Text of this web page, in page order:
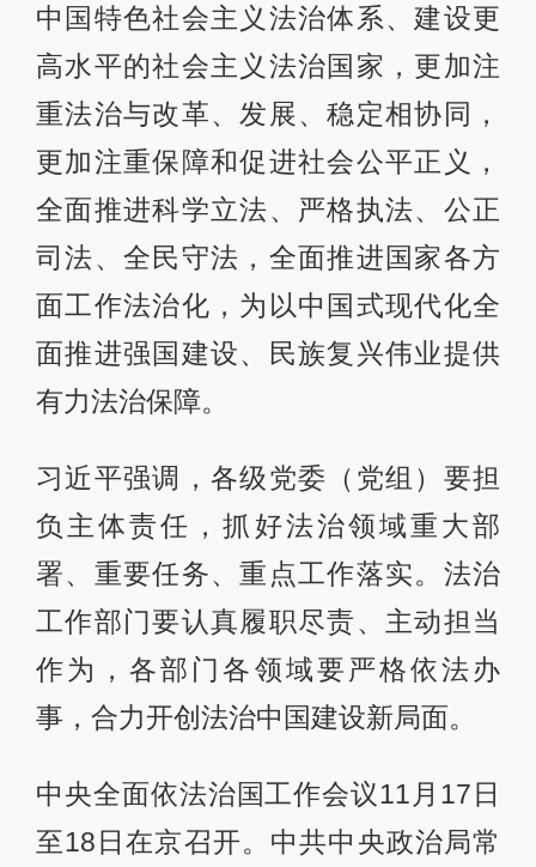
中国特色社会主义法治体系、建设更
高水平的社会主义法治国家，更加注
重法治与改革、发展、稳定相协同，
更加注重保障和促进社会公平正义，
全面推进科学立法、严格执法、公正
司法、全民守法，全面推进国家各方
面工作法治化，为以中国式现代化全
面推进强国建设、民族复兴伟业提供
有力法治保障。
习近平强调，各级党委（党组）要担
负主体责任，抓好法治领域重大部
署、重要任务、重点工作落实。法治
工作部门要认真履职尽责、主动担当
作为，各部门各领域要严格依法办
事，合力开创法治中国建设新局面。
中央全面依法治国工作会议11月17日
至18日在京召开。中共中央政治局常